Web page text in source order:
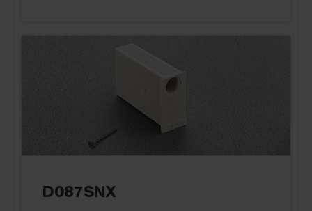
D087SNX